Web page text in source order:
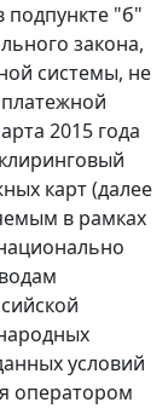
подпункте "б"
закона,
системы, не
2015 года
карт (далее
в рамках
условий
оператором